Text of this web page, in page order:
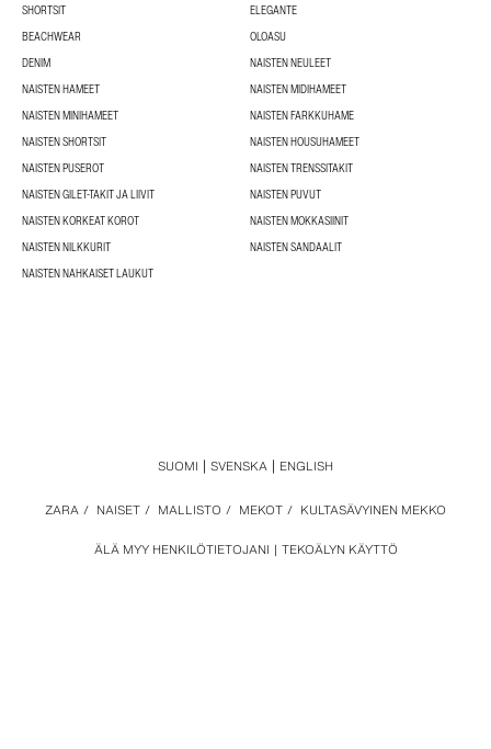
SHORTSIT
ELEGANTE
BEACHWEAR
OLOASU
DENIM
NAISTEN NEULEET
NAISTEN HAMEET
NAISTEN MIDIHAMEET
NAISTEN MINIHAMEET
NAISTEN FARKKUHAME
NAISTEN SHORTSIT
NAISTEN HOUSUHAMEET
NAISTEN PUSEROT
NAISTEN TRENSSITAKIT
NAISTEN GILET-TAKIT JA LIIVIT
NAISTEN PUVUT
NAISTEN KORKEAT KOROT
NAISTEN MOKKASIINIT
NAISTEN NILKKURIT
NAISTEN SANDAALIT
NAISTEN NAHKAISET LAUKUT
ÄLÄ MYY HENKILÖTIETOJANI TEKOÄLYN KÄYTTÖ
ZARA / NAISET / MALLISTO / MEKOT / KULTASÄVYINEN MEKKO
SUOMI SVENSKA ENGLISH